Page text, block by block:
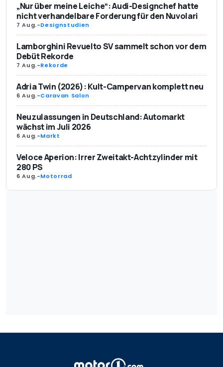
„Nur über meine Leiche“: Audi-Designchef hatte
nicht verhandelbare Forderung für den Nuvolari
7 Aug.-Designstudien
Lamborghini Revuelto SV sammelt schon vor dem
Debüt Rekorde
7 Aug.-Rekorde
Adria Twin (2026): Kult-Campervan komplett neu
6 Aug.-Caravan Salon
Neuzulassungen in Deutschland: Automarkt
wächst im Juli 2026
6 Aug.-Markt
Veloce Aperion: Irrer Zweitakt-Achtzylinder mit
280 PS
6 Aug.-Motorrad